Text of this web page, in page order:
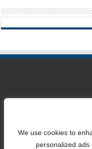
We use cookies to
personalized